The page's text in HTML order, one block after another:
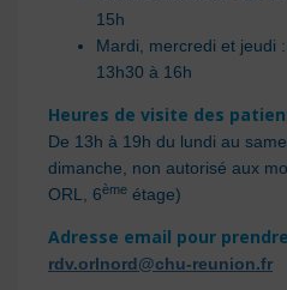
15h
Mardi, mercredi et jeudi
13h30 à 16h
Heures de visite des
De 13h à 19h du lundi au
dimanche, non autorisé aux
ORL, 6ème étage)
Adresse email pour prendre
rdv.orlnord@chu-reunion.fr